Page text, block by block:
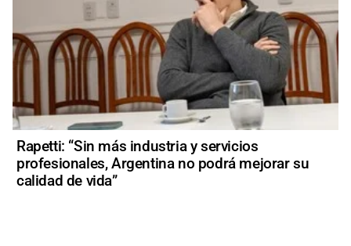
Rapetti: “Sin más industria y servicios
profesionales, Argentina no podrá mejorar su
calidad de vida”